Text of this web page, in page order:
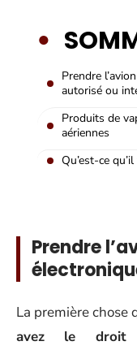
Prendre
autorisé ou
Produits de
aériennes
Qu’est-ce
Prendre
La première chose
avez le droit